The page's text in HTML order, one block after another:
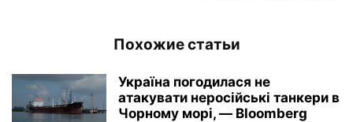
Похожие статьи
Україна погодилася не
атакувати неросійські танкери в
Чорному морі, — Bloomberg